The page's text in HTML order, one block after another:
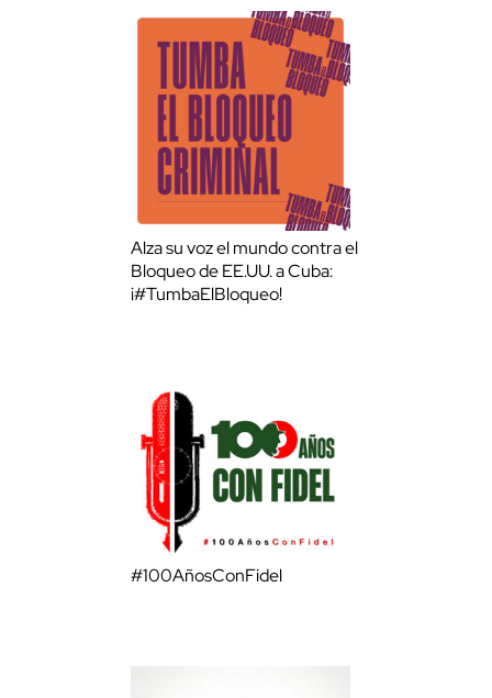
Alza su voz el mundo contra el
Bloqueo de EE.UU. a Cuba:
¡#TumbaElBloqueo!
#100AñosConFidel